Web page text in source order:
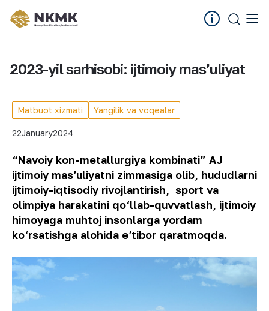
2023-yil sarhisobi: ijtimoiy masʼuliyat
Matbuot xizmati Yangilik va voqealar
22January2024
“Navoiy kon-metallurgiya kombinati” AJ
ijtimoiy masʼuliyatni zimmasiga olib, hududlarni
ijtimoiy-iqtisodiy rivojlantirish, sport va
olimpiya harakatini qo‘llab-quvvatlash, ijtimoiy
himoyaga muhtoj insonlarga yordam
ko‘rsatishga alohida eʼtibor qaratmoqda.